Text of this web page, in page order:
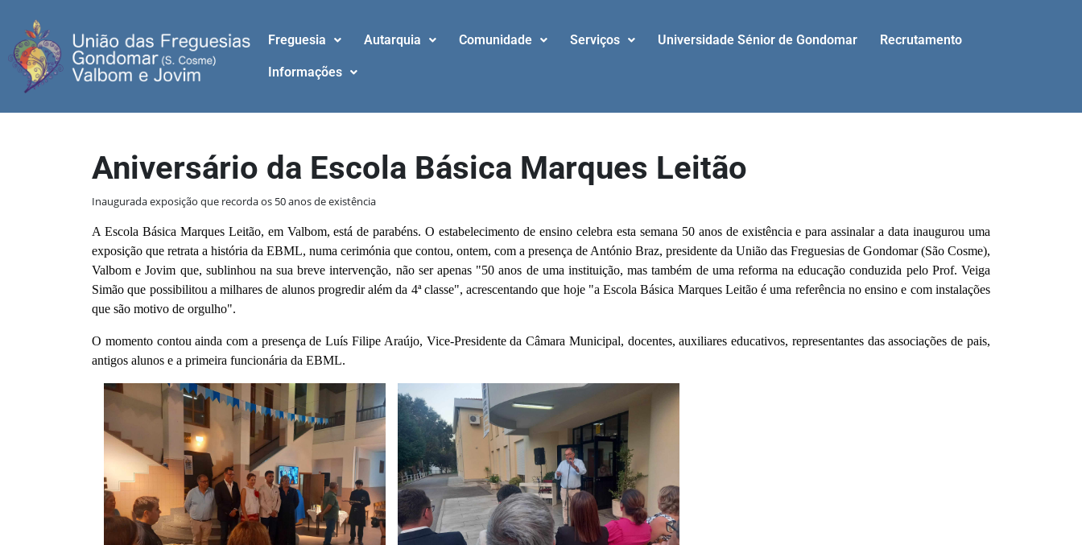
Freguesia Autarquia Comunidade Serviços Universidade Sénior de Gondomar Recrutamento
Informações
Aniversário da Escola Básica Marques Leitão
Inaugurada exposição que recorda os 50 anos de existência
A Escola Básica Marques Leitão, em Valbom, está de parabéns. O estabelecimento de ensino celebra esta semana 50 anos de existência e para assinalar a data inaugurou uma
exposição que retrata a história da EBML, numa cerimónia que contou, ontem, com a presença de António Braz, presidente da União das Freguesias de Gondomar (São Cosme),
Valbom e Jovim que, sublinhou na sua breve intervenção, não ser apenas "50 anos de uma instituição, mas também de uma reforma na educação conduzida pelo Prof. Veiga
Simão que possibilitou a milhares de alunos progredir além da 4ª classe", acrescentando que hoje "a Escola Básica Marques Leitão é uma referência no ensino e com instalações
que são motivo de orgulho".
O momento contou ainda com a presença de Luís Filipe Araújo, Vice-Presidente da Câmara Municipal, docentes, auxiliares educativos, representantes das associações de pais,
antigos alunos e a primeira funcionária da EBML.